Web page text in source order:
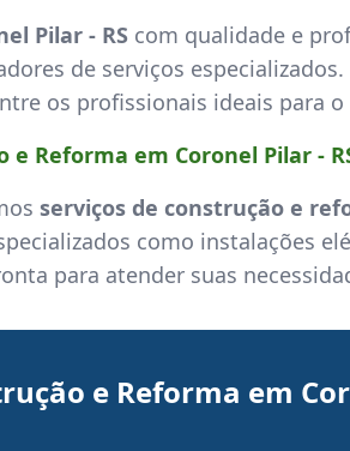
Pilar - RScom qualidade e
de serviços
os profissionais ideais para
Reforma em Coronel Pilar -
serviços de construção e
como instalações
para atender suas
e Reforma em